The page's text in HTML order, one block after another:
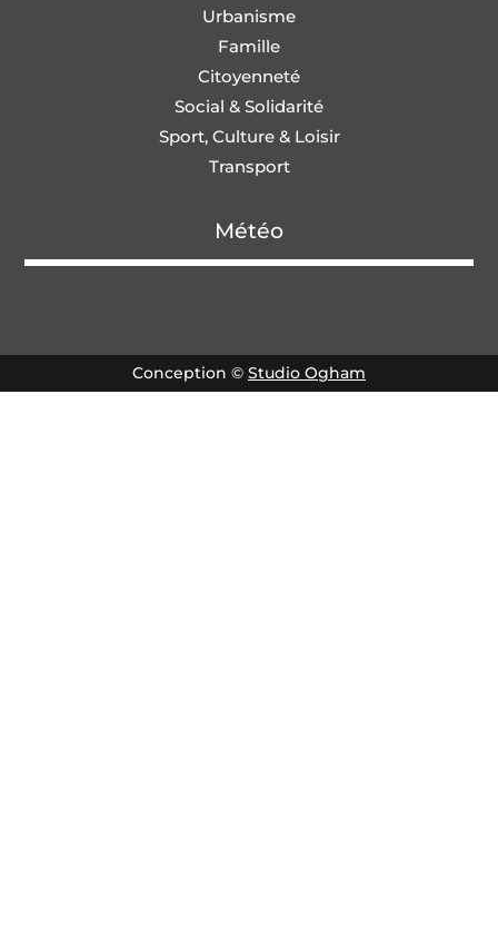
Urbanisme
Famille
Citoyenneté
Social & Solidarité
Sport, Culture & Loisir
Transport
Météo
Conception © Studio Ogham